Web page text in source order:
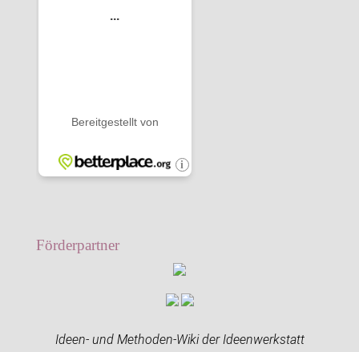
Förderpartner
Ideen- und Methoden-Wiki der Ideenwerkstatt